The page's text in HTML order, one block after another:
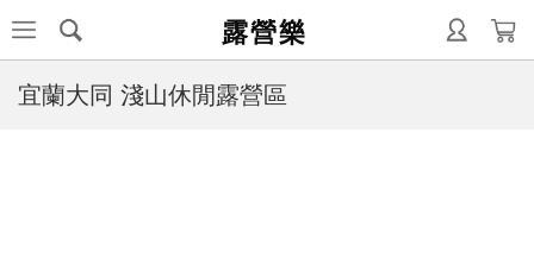
露營樂
宜蘭大同 淺山休閒露營區